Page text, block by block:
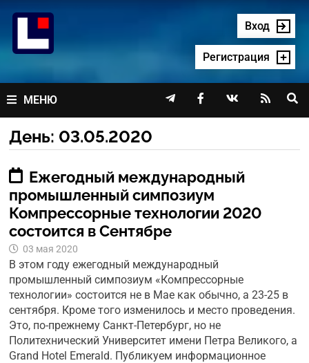
содержимому
Вход
Регистрация
МЕНЮ    
День: 03.05.2020
Ежегодный международный
промышленный симпозиум
Компрессорные технологии 2020
состоится в Сентябре
03 мая 2020
В этом году ежегодный международный
промышленный симпозиум «Компрессорные
технологии» состоится не в Мае как обычно, а 23-25 в
сентября. Кроме того изменилось и место проведения.
Это, по-прежнему Санкт-Петербург, но не
Политехнический Университет имени Петра Великого, а
Grand Hotel Emerald. Публикуем информационное